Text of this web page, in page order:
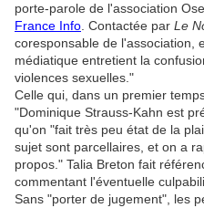
porte-parole de l'association
France Info . Contactée par Le
coresponsable de l'association,
médiatique entretient la
violences sexuelles."
Celle qui, dans un premier
"Dominique Strauss-Kahn est
qu'on "fait très peu état de la
sujet sont parcellaires, et on a
propos." Talia Breton fait
commentant l'éventuelle
Sans "porter de jugement", les